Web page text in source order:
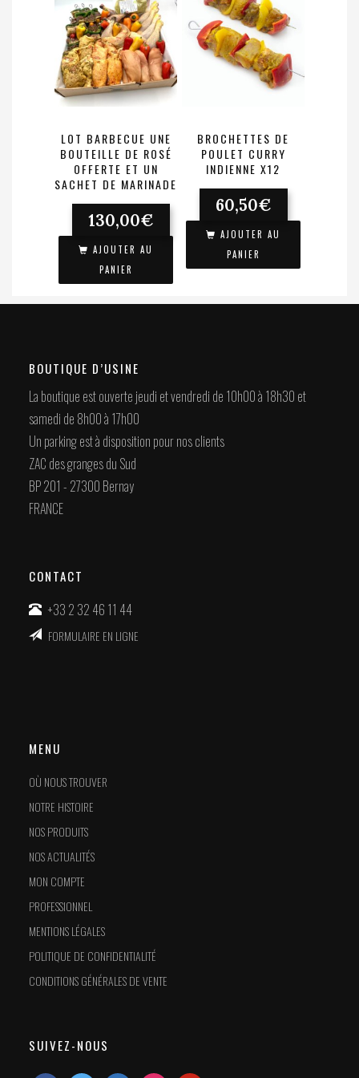
LOT BARBECUE UNE
BOUTEILLE DE ROSÉ
OFFERTE ET UN
SACHET DE MARINADE
130,00€
AJOUTER AU
PANIER
BROCHETTES DE
POULET CURRY
INDIENNE X12
60,50€
AJOUTER AU
PANIER
BOUTIQUE D’USINE
La boutique est ouverte jeudi et vendredi de 10h00 à 18h30 et
samedi de 8h00 à 17h00
Un parking est à disposition pour nos clients
ZAC des granges du Sud
BP 201 - 27300 Bernay
FRANCE
CONTACT
+33 2 32 46 11 44
FORMULAIRE EN LIGNE
MENU
OÙ NOUS TROUVER
NOTRE HISTOIRE
NOS PRODUITS
NOS ACTUALITÉS
MON COMPTE
PROFESSIONNEL
MENTIONS LÉGALES
POLITIQUE DE CONFIDENTIALITÉ
CONDITIONS GÉNÉRALES DE VENTE
SUIVEZ-NOUS